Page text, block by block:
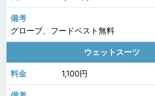
グローブ、フードベスト無料
ウェットスーツ
1,100円